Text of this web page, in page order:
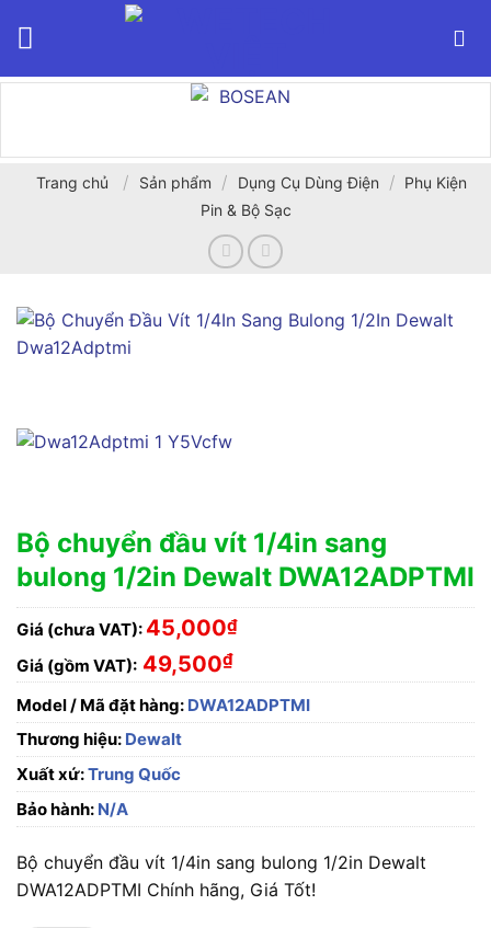
Trang chủ / Sản phẩm / Dụng Cụ Dùng Điện / Phụ Kiện
Pin & Bộ Sạc
Bộ chuyển đầu vít 1/4in sang
bulong 1/2in Dewalt DWA12ADPTMI
Giá (chưa VAT): 45,000₫
Giá (gồm VAT): 49,500₫
Model / Mã đặt hàng: DWA12ADPTMI
Thương hiệu: Dewalt
Xuất xứ:Trung Quốc
Bảo hành: N/A
Bộ chuyển đầu vít 1/4in sang bulong 1/2in Dewalt
DWA12ADPTMI Chính hãng, Giá Tốt!